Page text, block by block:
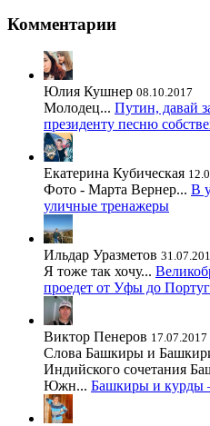
Комментарии
Юлия Кушнер 08.10.2017
Молодец... Путин, давай
президенту песню
Екатерина Кубическая
Фото - Марта Вернер... В
уличные тренажеры
Ильдар Уразметов
Я тоже так хочу...
проедет от Уфы до
Виктор Пенеров 17.07.2017
Слова Башкиры и
Индийского сочетания
Южн... Башкиры и курды